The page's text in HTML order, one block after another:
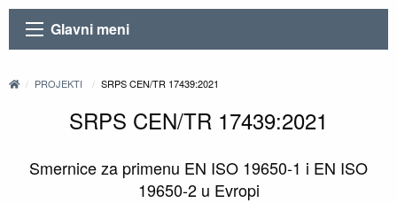
Glavni meni
PROJEKTI SRPS CEN/TR 17439:2021
SRPS CEN/TR 17439:2021
Smernice za primenu EN ISO 19650-1 i EN ISO
19650-2 u Evropi